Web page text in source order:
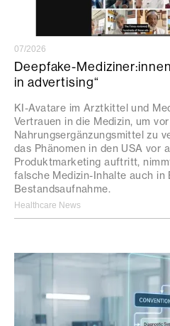
07/2026
Deepfake-
in advertising“
KI-Avatare im Arztkittel und
Vertrauen in die Medizin, um
Nahrungsergänzungsmittel zu
das Phänomen in den USA vor
Produktmarketing auftritt,
falsche Medizin-Inhalte auch in
Bestandsaufnahme.
Healthcare News